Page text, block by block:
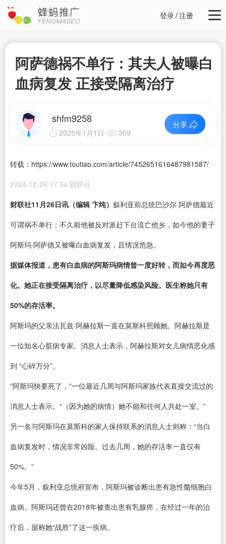
登录/注册
阿萨德祸不单行：其夫人被曝白
血病复发 正接受隔离治疗
shfm9258
2025年1月1日 309
分享
转载：https://www.toutiao.com/article/7452651616487981587/
2024-12-26 17:34·财联社
财联社11月26日讯（编辑 卞纯） 叙利亚前总统巴沙尔·阿萨德最近
可谓祸不单行：不久前他被反对派赶下台流亡他乡，如今他的妻子
阿斯玛·阿萨德又被曝白血病复发，且情况危急。
据媒体报道，患有白血病的阿斯玛病情曾一度好转，而如今再度恶
化。她正在接受隔离治疗，以尽量降低感染风险。医生称她只有
50%的存活率。
阿斯玛的父亲法瓦兹·阿赫拉斯一直在莫斯科照顾她。阿赫拉斯是
一位知名心脏病专家。消息人士表示，阿赫拉斯对女儿病情恶化感
到 “心碎万分”。
“阿斯玛快要死了，”一位最近几周与阿斯玛家族代表直接交流过的
消息人士表示。“（因为她的病情）她不能和任何人共处一室。”
另一名与阿斯玛在莫斯科的家人保持联系的消息人士则称：“当白
血病复发时，情况非常凶险。过去几周，她的存活率一直仅有
50%。”
今年5月，叙利亚总统府宣布，阿斯玛被诊断出患有急性髓细胞白
血病。阿斯玛还曾在2018年被查出患有乳腺癌，在经过一年的治
疗后，据称她“战胜”了这一疾病。